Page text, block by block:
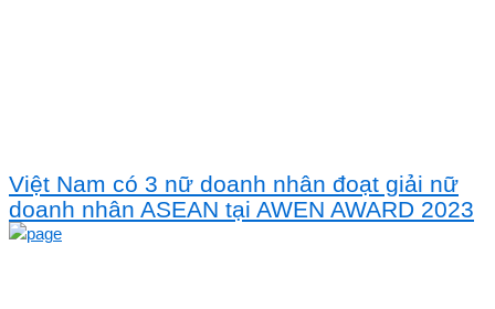
Việt Nam có 3 nữ doanh nhân đoạt giải nữ
doanh nhân ASEAN tại AWEN AWARD 2023